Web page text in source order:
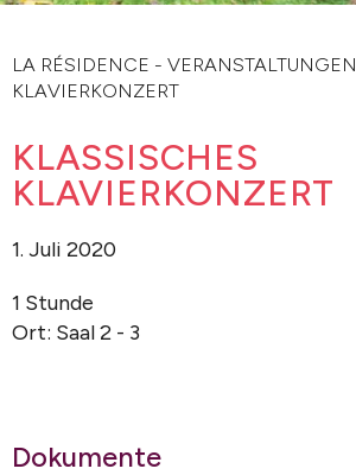
LA RÉSIDENCE - VERANSTALTUNGEN
KLAVIERKONZERT
KLASSISCHES
KLAVIERKONZERT
1. Juli 2020
1 Stunde
Ort: Saal 2 - 3
Dokumente